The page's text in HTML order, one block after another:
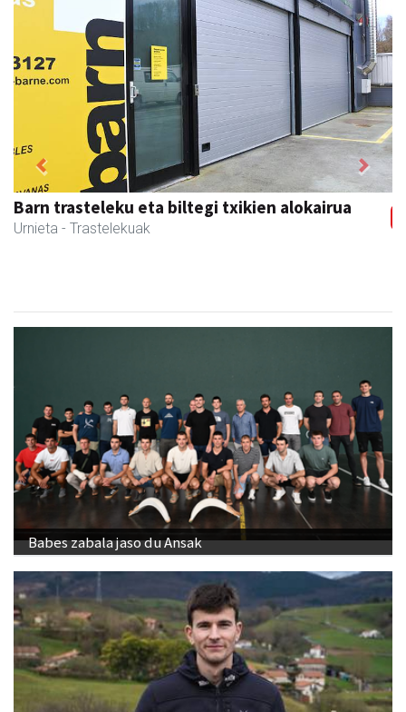
Barn trasteleku eta biltegi txikien alokairua
Urnieta - Trastelekuak
Previous Next
Babes zabala jaso du Ansak